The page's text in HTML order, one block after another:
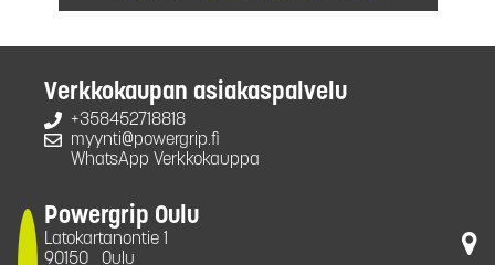
Verkkokaupan asiakaspalvelu
+358452718818
myynti@powergrip.fi
WhatsApp Verkkokauppa
Powergrip Oulu
Latokartanontie 1
90150
Oulu